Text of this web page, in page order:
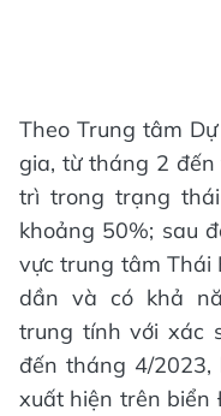
Theo Trung tâm
gia, từ tháng 2 đến
trì trong trạng
khoảng 50%; sau
vực trung tâm Thái
dần và có khả
trung tính với xác
đến tháng 4/
xuất hiện trên biển